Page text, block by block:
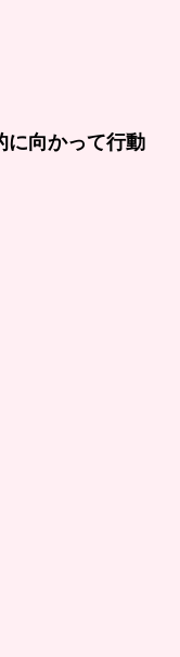
に向かって行動